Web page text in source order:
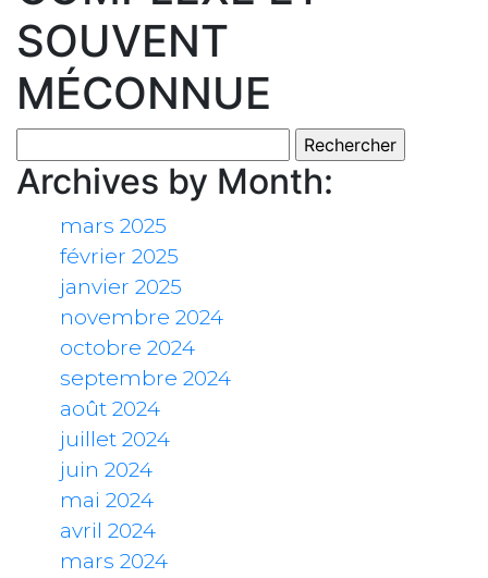
SOUVENT
MÉCONNUE
Archives by Month:
mars 2025
février 2025
janvier 2025
novembre 2024
octobre 2024
septembre 2024
août 2024
juillet 2024
juin 2024
mai 2024
avril 2024
mars 2024